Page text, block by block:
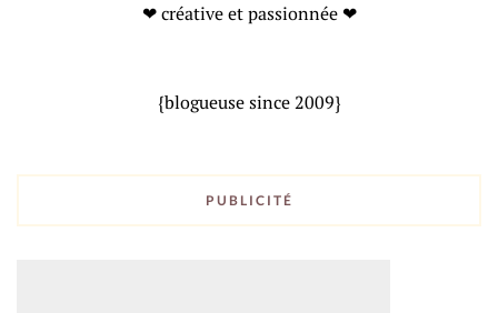
❤ créative et passionnée ❤
{blogueuse since 2009}
PUBLICITÉ